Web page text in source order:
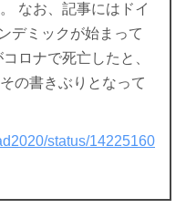
なお、記事にはドイ
デミックが始まって
ロナで死亡したと、
の書きぶりとなって
status/14225160